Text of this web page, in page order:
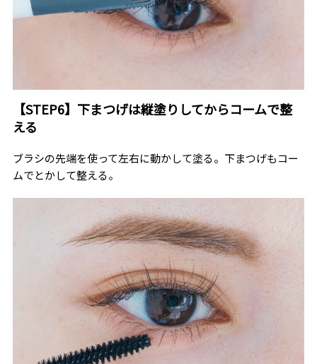
【STEP6】下まつげは縦塗りしてからコームで整
える
ブラシの先端を使って左右に動かして塗る。下まつげもコー
ムでとかして整える。